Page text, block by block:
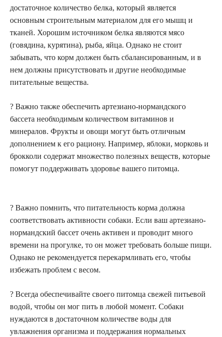
достаточное количество белка, который является
основным строительным материалом для его мышц и
тканей. Хорошим источником белка являются мясо
(говядина, курятина), рыба, яйца. Однако не стоит
забывать, что корм должен быть сбалансированным, и в
нем должны присутствовать и другие необходимые
питательные вещества.
? Важно также обеспечить артезиано-нормандского
бассета необходимым количеством витаминов и
минералов. Фрукты и овощи могут быть отличным
дополнением к его рациону. Например, яблоки, морковь и
брокколи содержат множество полезных веществ, которые
помогут поддерживать здоровье вашего питомца.
? Важно помнить, что питательность корма должна
соответствовать активности собаки. Если ваш артезиано-
нормандский бассет очень активен и проводит много
времени на прогулке, то он может требовать больше пищи.
Однако не рекомендуется перекармливать его, чтобы
избежать проблем с весом.
?️ Всегда обеспечивайте своего питомца свежей питьевой
водой, чтобы он мог пить в любой момент. Собаки
нуждаются в достаточном количестве воды для
увлажнения организма и поддержания нормальных